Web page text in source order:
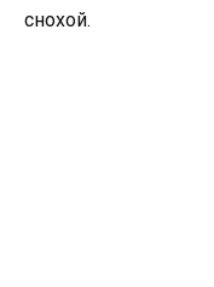
снохой.